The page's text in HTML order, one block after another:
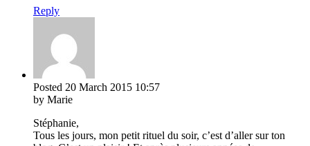
Reply
Posted 20 March 2015 10:57
by Marie
Stéphanie,
Tous les jours, mon petit rituel du soir, c’est d’aller sur ton